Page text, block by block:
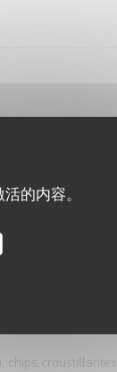
的内容。
de terre
chips croustillantes